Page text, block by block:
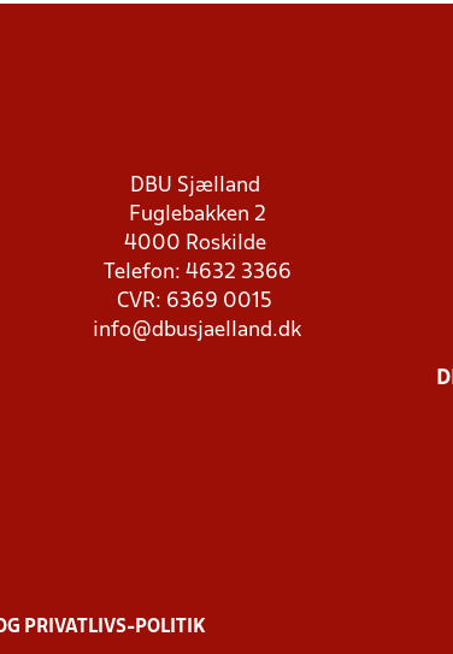
DBU Sjælland
Fuglebakken 2
4000 Roskilde
Telefon: 4632 3366
CVR: 6369 0015
info@dbusjaelland.dk
PRIVATLIVS-POLITIK